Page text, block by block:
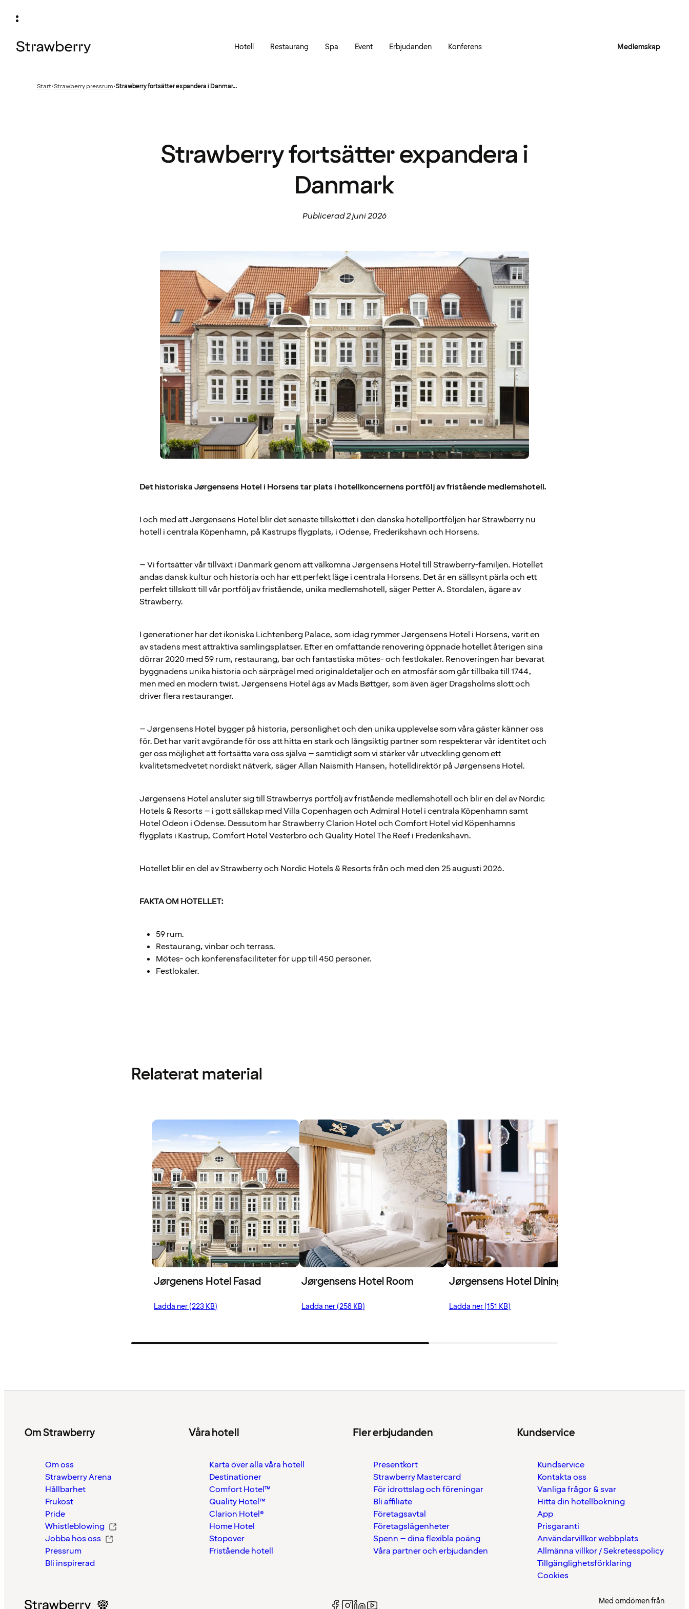
Hotell Restaurang Spa Event Erbjudanden Konferens Medlemskap
Start•Föregående
Strawberry pressrum•Strawberry fortsätter expandera i Danmar...
Strawberry fortsätter expandera i
Danmark
Publicerad 2 juni 2026
Det historiska Jørgensens Hotel i Horsens tar plats i hotellkoncernens portfölj av fristående medlemshotell.
I och med att Jørgensens Hotel blir det senaste tillskottet i den danska hotellportföljen har Strawberry nu
hotell i centrala Köpenhamn, på Kastrups flygplats, i Odense, Frederikshavn och Horsens.
– Vi fortsätter vår tillväxt i Danmark genom att välkomna Jørgensens Hotel till Strawberry-familjen. Hotellet
andas dansk kultur och historia och har ett perfekt läge i centrala Horsens. Det är en sällsynt pärla och ett
perfekt tillskott till vår portfölj av fristående, unika medlemshotell, säger Petter A. Stordalen, ägare av
Strawberry.
I generationer har det ikoniska Lichtenberg Palace, som idag rymmer Jørgensens Hotel i Horsens, varit en
av stadens mest attraktiva samlingsplatser. Efter en omfattande renovering öppnade hotellet återigen sina
dörrar 2020 med 59 rum, restaurang, bar och fantastiska mötes- och festlokaler. Renoveringen har bevarat
byggnadens unika historia och särprägel med originaldetaljer och en atmosfär som går tillbaka till 1744,
men med en modern twist. Jørgensens Hotel ägs av Mads Bøttger, som även äger Dragsholms slott och
driver flera restauranger.
– Jørgensens Hotel bygger på historia, personlighet och den unika upplevelse som våra gäster känner oss
för. Det har varit avgörande för oss att hitta en stark och långsiktig partner som respekterar vår identitet och
ger oss möjlighet att fortsätta vara oss själva – samtidigt som vi stärker vår utveckling genom ett
kvalitetsmedvetet nordiskt nätverk, säger Allan Naismith Hansen, hotelldirektör på Jørgensens Hotel.
Jørgensens Hotel ansluter sig till Strawberrys portfölj av fristående medlemshotell och blir en del av Nordic
Hotels & Resorts – i gott sällskap med Villa Copenhagen och Admiral Hotel i centrala Köpenhamn samt
Hotel Odeon i Odense. Dessutom har Strawberry Clarion Hotel och Comfort Hotel vid Köpenhamns
flygplats i Kastrup, Comfort Hotel Vesterbro och Quality Hotel The Reef i Frederikshavn.
Hotellet blir en del av Strawberry och Nordic Hotels & Resorts från och med den 25 augusti 2026.
FAKTA OM HOTELLET:
59 rum.
Restaurang, vinbar och terrass.
Mötes- och konferensfaciliteter för upp till 450 personer.
Festlokaler.
Relaterat material
Jørgenens Hotel Fasad
Ladda ner (223 KB)
Jørgensens Hotel Room
Ladda ner (258 KB)
Jørgensens Hotel Dining Area
Ladda ner (151 KB)
Om Strawberry
Om oss
Strawberry Arena
Hållbarhet
Frukost
Pride
Whistleblowing
Jobba hos oss
Pressrum
Bli inspirerad
Våra hotell
Karta över alla våra hotell
Destinationer
Comfort Hotel™
Quality Hotel™
Clarion Hotel®
Home Hotel
Stopover
Fristående hotell
Fler erbjudanden
Presentkort
Strawberry Mastercard
För idrottslag och föreningar
Bli affiliate
Företagsavtal
Företagslägenheter
Spenn – dina flexibla poäng
Våra partner och erbjudanden
Kundservice
Kundservice
Kontakta oss
Vanliga frågor & svar
Hitta din hotellbokning
App
Prisgaranti
Användarvillkor webbplats
Allmänna villkor / Sekretesspolicy
Tillgänglighetsförklaring
Cookies
Med omdömen från